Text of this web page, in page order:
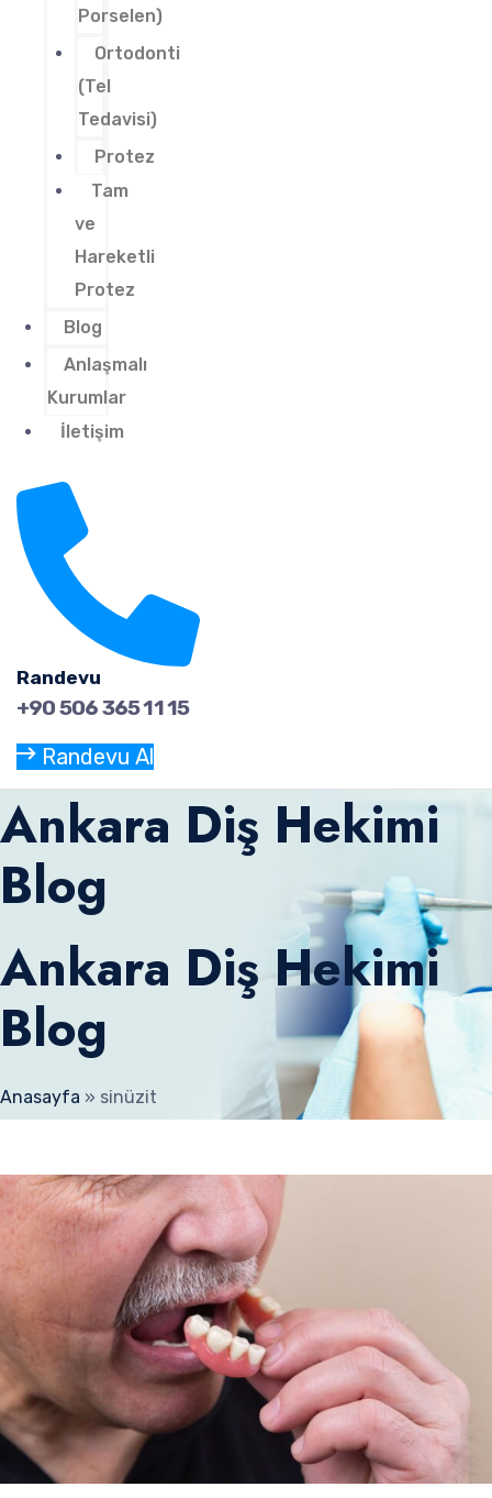
Porselen)
Ortodonti
(Tel
Tedavisi)
Protez
Tam
ve
Hareketli
Protez
Blog
Anlaşmalı
Kurumlar
İletişim
Randevu
+90 506 365 11 15
Randevu Al
Ankara Diş Hekimi
Blog
Ankara Diş Hekimi
Blog
Anasayfa » sinüzit